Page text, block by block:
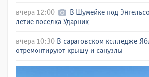
вчера 12:00
В Шумейке под
летие поселка Ударник
вчера 10:30 В саратовском колледже
отремонтируют крышу и санузлы